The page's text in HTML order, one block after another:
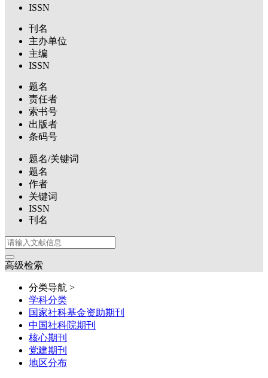
ISSN
刊名
主办单位
主编
ISSN
题名
责任者
索书号
出版者
条码号
题名/关键词
题名
作者
关键词
ISSN
刊名
高级检索
分类导航 >
学科分类
国家社科基金资助期刊
中国社科院期刊
核心期刊
党建期刊
地区分布